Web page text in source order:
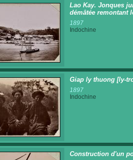
Lao Kay. Jonques
démâtée remontant
1897
Indochine
Giap ly thuong [ly-
1897
Indochine
Construction d'un